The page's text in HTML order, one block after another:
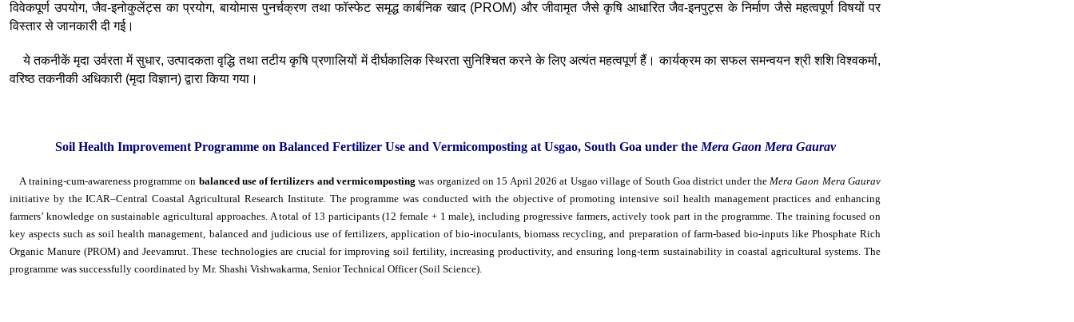
विवेकपूर्ण उपयोग, जैव-इनोकुलेंट्स का प्रयोग, बायोमास पुनर्चक्रण तथा फॉस्फेट समृद्ध कार्बनिक खाद (PROM) और जीवामृत जैसे कृषि आधारित जैव-इनपुट्स के निर्माण जैसे महत्वपूर्ण विषयों पर
विस्तार से जानकारी दी गई।
ये तकनीकें मृदा उर्वरता में सुधार, उत्पादकता वृद्धि तथा तटीय कृषि प्रणालियों में दीर्घकालिक स्थिरता सुनिश्चित करने के लिए अत्यंत महत्वपूर्ण हैं। कार्यक्रम का सफल समन्वयन श्री शशि विश्वकर्मा,
वरिष्ठ तकनीकी अधिकारी (मृदा विज्ञान) द्वारा किया गया।
Soil Health Improvement Programme on Balanced Fertilizer Use and Vermicomposting at Usgao, South Goa under the Mera Gaon Mera Gaurav
A training-cum-awareness programme on balanced use of fertilizers and vermicomposting was organized on 15 April 2026 at Usgao village of South Goa district under theMera Gaon Mera Gaurav
initiative by theICAR–Central Coastal Agricultural Research Institute. The programme was conducted with the objective of promoting intensive soil health management practices and enhancing
farmers’ knowledge on sustainable agricultural approaches. A total of 13 participants (12 female + 1 male), including progressive farmers, actively took part in the programme. The training focused on
key aspects such as soil health management, balanced and judicious use of fertilizers, application of bio-inoculants, biomass recycling, and preparation of farm-based bio-inputs like Phosphate Rich
Organic Manure (PROM) and Jeevamrut. These technologies are crucial for improving soil fertility, increasing productivity, and ensuring long-term sustainability in coastal agricultural systems. The
programme was successfully coordinated by Mr. Shashi Vishwakarma, Senior Technical Officer (Soil Science).